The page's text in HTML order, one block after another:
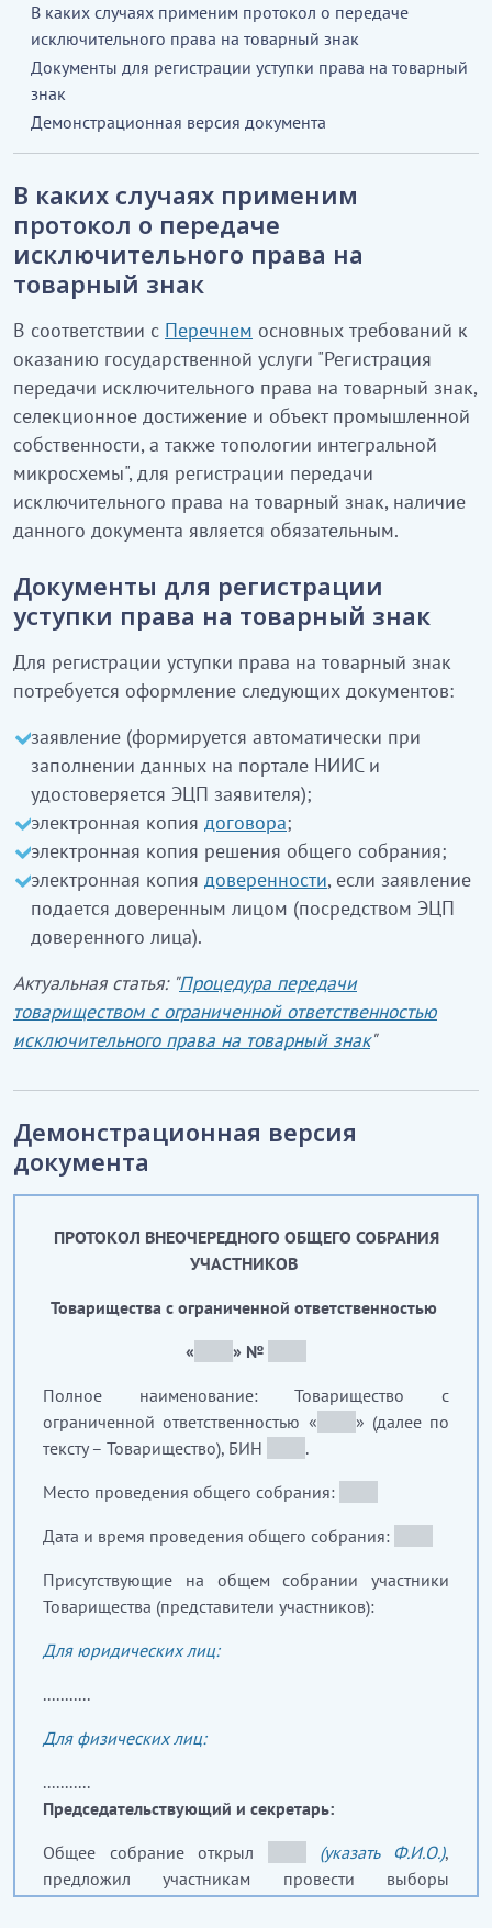
В каких случаях применим протокол о передаче
исключительного права на товарный знак
Документы для регистрации уступки права на товарный
знак
Демонстрационная версия документа
В каких случаях применим
протокол о передаче
исключительного права на
товарный знак
В соответствии с Перечнем основных требований к
оказанию государственной услуги "Регистрация
передачи исключительного права на товарный знак,
селекционное достижение и объект промышленной
собственности, а также топологии интегральной
микросхемы", для регистрации передачи
исключительного права на товарный знак, наличие
данного документа является обязательным.
Документы для регистрации
уступки права на товарный знак
Для регистрации уступки права на товарный знак
потребуется оформление следующих документов:
заявление (формируется автоматически при
заполнении данных на портале НИИС и
удостоверяется ЭЦП заявителя);
электронная копия договора;
электронная копия решения общего собрания;
электронная копия доверенности, если заявление
подается доверенным лицом (посредством ЭЦП
доверенного лица).
Актуальная статья: "Процедура передачи
товариществом с ограниченной ответственностью
исключительного права на товарный знак"
Демонстрационная версия
документа
ПРОТОКОЛ ВНЕОЧЕРЕДНОГО ОБЩЕГО СОБРАНИЯ
УЧАСТНИКОВ
Товарищества с ограниченной ответственностью
«
» №
Полное наименование: Товарищество с
ограниченной ответственностью «
» (далее по
тексту – Товарищество), БИН
.
Место проведения общего собрания:
Дата и время проведения общего собрания:
Присутствующие на общем собрании участники
Товарищества (представители участников):
Для юридических лиц:
...........
Для физических лиц:
...........
Председательствующий и секретарь:
Общее собрание открыл
(указать Ф.И.О.),
предложил участникам провести выборы